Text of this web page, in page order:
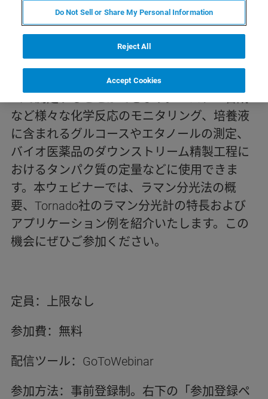
開催のご案内
ラマン分光計を用いると、製造工程にプロー
ブを設置することで成分濃度等をリアルタイ
など様々な化学反応のモニタリング、培養液
に含まれるグルコースやエタノールの測定、
バイオ医薬品のダウンストリーム精製工程に
おけるタンパク質の定量などに使用できま
す。本ウェビナーでは、ラマン分光法の概
要、Tornado社のラマン分光計の特長および
アプリケーション例を紹介いたします。この
機会にぜひご参加ください。
定員：上限なし
参加費：無料
配信ツール：GoToWebinar
参加方法：事前登録制。右下の「参加登録ペ
Do Not Sell or Share My Personal Information
Reject All
Accept Cookies